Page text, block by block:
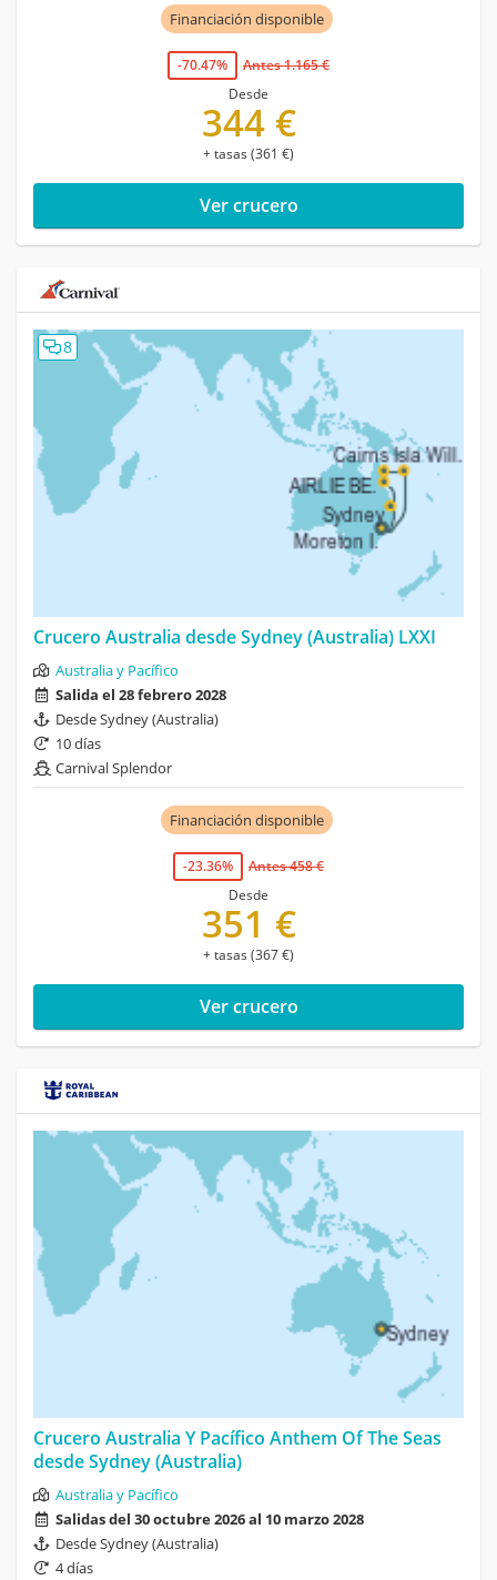
Financiación disponible
-70.47%
Antes 1.165 €
Desde
344 €
+ tasas (361 €)
Ver crucero
8
Crucero Australia desde Sydney (Australia) LXXI
Australia y Pacífico
Salida el 28 febrero 2028
Desde Sydney (Australia)
10 días
Carnival Splendor
Financiación disponible
-23.36%
Antes 458 €
Desde
351 €
+ tasas (367 €)
Ver crucero
Crucero Australia Y Pacífico Anthem Of The Seas
desde Sydney (Australia)
Australia y Pacífico
Salidas del 30 octubre 2026 al 10 marzo 2028
Desde Sydney (Australia)
4 días